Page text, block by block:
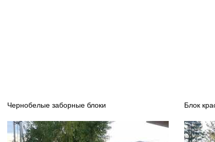
Чернобелые заборные блоки Блок